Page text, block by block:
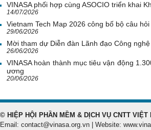
VINASA phối hợp cùng ASOCIO triển khai
14/07/2026
Vietnam Tech Map 2026 công bố bộ câu
29/06/2026
Mời tham dự Diễn đàn Lãnh đạo Công
26/06/2026
VINASA hoàn thành mục tiêu vận động
ương
20/06/2026
© HIỆP HỘI PHẦN MỀM & DỊCH VỤ CNTT VIỆT
Email: contact@vinasa.org.vn | Website: